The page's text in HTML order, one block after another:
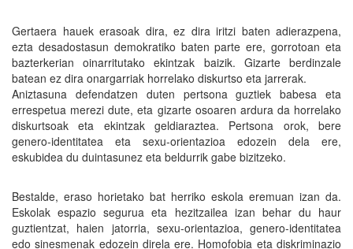
Gertaera hauek erasoak dira, ez dira iritzi baten adierazpena,
ezta desadostasun demokratiko baten parte ere, gorrotoan eta
bazterkerian oinarritutako ekintzak baizik. Gizarte berdinzale
batean ez dira onargarriak horrelako diskurtso eta jarrerak.
Aniztasuna defendatzen duten pertsona guztiek babesa eta
errespetua merezi dute, eta gizarte osoaren ardura da horrelako
diskurtsoak eta ekintzak geldiaraztea. Pertsona orok, bere
genero-identitatea eta sexu-orientazioa edozein dela ere,
eskubidea du duintasunez eta beldurrik gabe bizitzeko.
Bestalde, eraso horietako bat herriko eskola eremuan izan da.
Eskolak espazio segurua eta hezitzailea izan behar du haur
guztientzat, haien jatorria, sexu-orientazioa, genero-identitatea
edo sinesmenak edozein direla ere. Homofobia eta diskriminazio